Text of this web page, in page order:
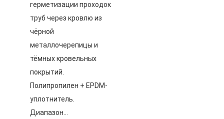
герметизации проходок
труб через кровлю из
чёрной
металлочерепицы и
тёмных кровельных
покрытий.
Полипропилен + EPDM-
уплотнитель.
Диапазон…